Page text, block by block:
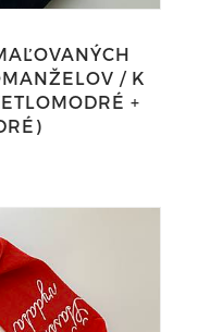
/ K
+